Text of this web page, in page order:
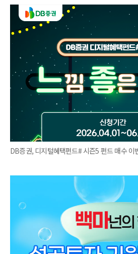
DB증권, 디지털혜택펀드# 시즌5 펀드 매수 이